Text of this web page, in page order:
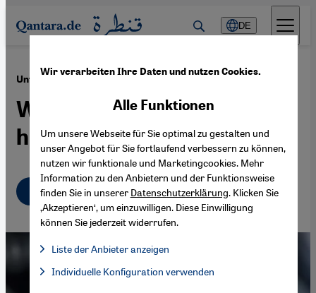
Direkt zum Inhalt springen
DE
Unterdrückung der Uiguren in China ·18.02.2020
Wegen Bart und Kopftuch
hinter Gittern
Deutsch English
Wir verarbeiten Ihre Daten und nutzen Cookies.
Alle Funktionen
Um unsere Webseite für Sie optimal zu gestalten und
unser Angebot für Sie fortlaufend verbessern zu können,
nutzen wir funktionale und Marketingcookies. Mehr
Information zu den Anbietern und der Funktionsweise
finden Sie in unserer Datenschutzerklärung. Klicken Sie
‚Akzeptieren‘, um einzuwilligen. Diese Einwilligung
können Sie jederzeit widerrufen.
Liste der Anbieter anzeigen
Facebook Embed / Facebook Connect, Google Maps Embed,
Facebook Embed / Facebook Connect
Individuelle Konfiguration verwenden